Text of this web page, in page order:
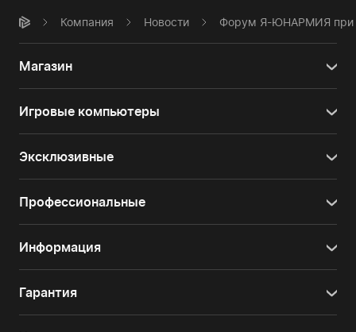
Компания Новости Форум Я-ЮНАРМИЯ при
Магазин
Игровые компьютеры
Эксклюзивные
Профессиональные
Информация
Гарантия